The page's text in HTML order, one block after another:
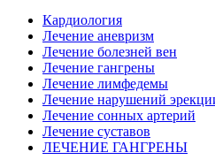
Кардиология
Лечение аневризм
Лечение болезней вен
Лечение гангрены
Лечение лимфедемы
Лечение нарушений
Лечение сонных артерий
Лечение суставов
ЛЕЧЕНИЕ ГАНГРЕНЫ